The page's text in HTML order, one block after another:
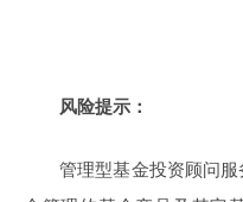
风险提示：
管理型基金投资顾问